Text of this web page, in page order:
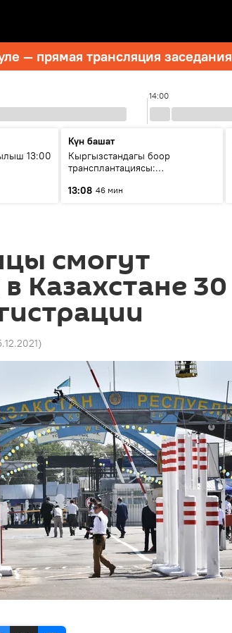
— прямая трансляция заседания
14:00
13:00
Күн башат
Кыргызстандагы боор
трансплантациясы:
келечеги
13:08 46 мин
смогут
Казахстане 30
)